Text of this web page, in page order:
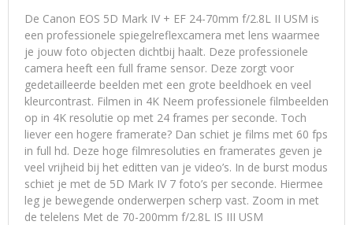
De Canon EOS 5D Mark IV + EF 24-70mm f/2.8L II USM is
een professionele spiegelreflexcamera met lens waarmee
je jouw foto objecten dichtbij haalt. Deze professionele
camera heeft een full frame sensor. Deze zorgt voor
gedetailleerde beelden met een grote beeldhoek en veel
kleurcontrast. Filmen in 4K Neem professionele filmbeelden
op in 4K resolutie op met 24 frames per seconde. Toch
liever een hogere framerate? Dan schiet je films met 60 fps
in full hd. Deze hoge filmresoluties en framerates geven je
veel vrijheid bij het editten van je video’s. In de burst modus
schiet je met de 5D Mark IV 7 foto’s per seconde. Hiermee
leg je bewegende onderwerpen scherp vast. Zoom in met
de telelens Met de 70-200mm f/2.8L IS III USM